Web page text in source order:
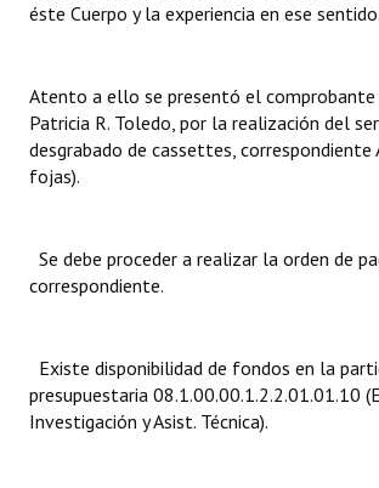
Antiguos Pobladores
Registros y Distinciones
Datos Históricos
Audiencias Públicas - Registro
Periodistas Decanos - Registro
Ciudadano Ilustre - Registro
éste Cuerpo y la experiencia en ese sentido.
Atento a ello se presentó el comprobante
Patricia R. Toledo, por la realización del
desgrabado de cassettes, correspondiente
fojas).
Se debe proceder a realizar la orden de
correspondiente.
Existe disponibilidad de fondos en la
presupuestaria 08.1.00.00.1.2.2.01.01.10
Investigación y Asist. Técnica).